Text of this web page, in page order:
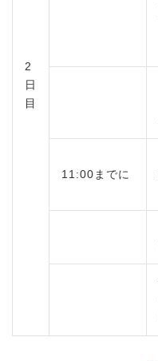
2
日
目
11:00までに